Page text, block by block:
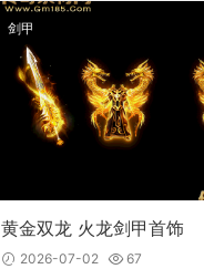
剑甲
黄金双龙 火龙剑甲首饰
2026-07-02 67